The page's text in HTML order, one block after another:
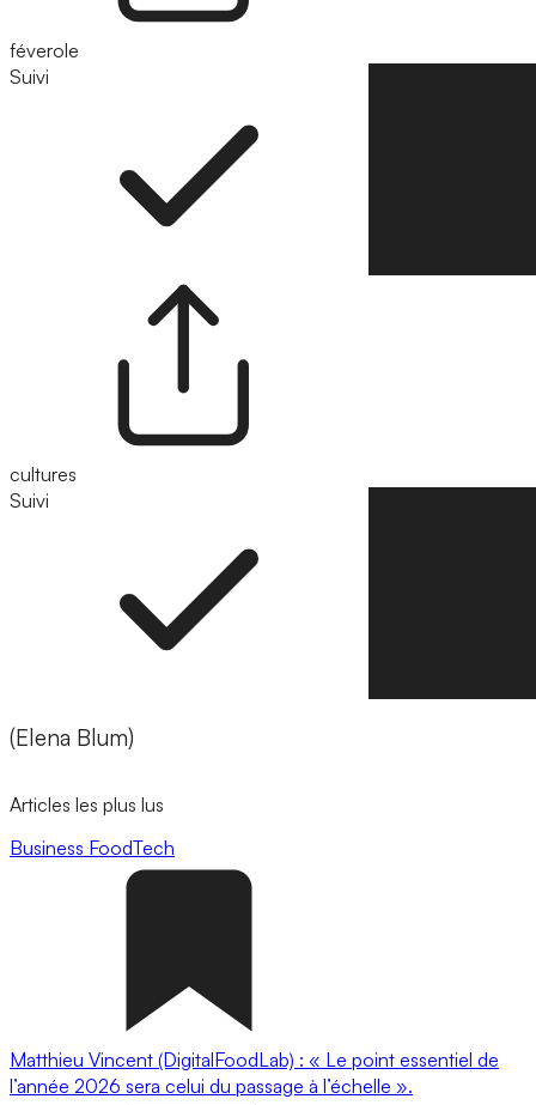
féverole
Suivi
cultures
Suivi
(Elena Blum)
Articles les plus lus
Business FoodTech
Matthieu Vincent (DigitalFoodLab) : « Le point essentiel de
l’année 2026 sera celui du passage à l’échelle ».